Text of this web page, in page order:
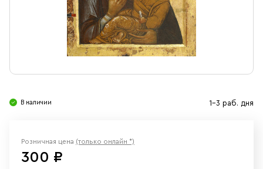
Ювелирные изделия
В наличии 1-3 раб. дня
Розничная цена (только онлайн *)
300 ₽